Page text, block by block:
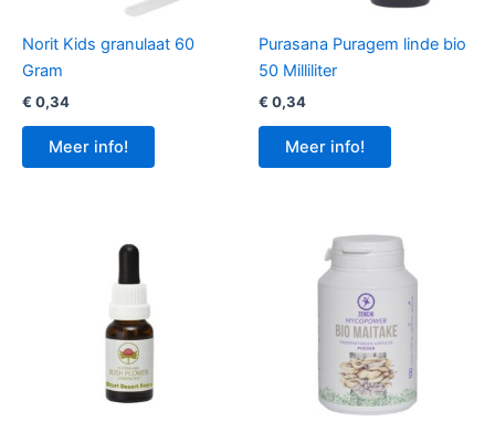
Norit Kids granulaat 60
Gram
€ 0,34
Meer info!
Purasana Puragem linde bio
50 Milliliter
€ 0,34
Meer info!